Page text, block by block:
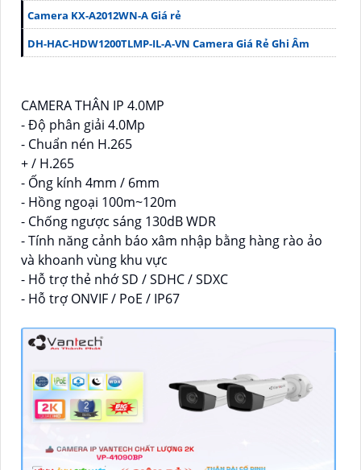
Camera KX-A2012WN-A Giá rẻ
DH-HAC-HDW1200TLMP-IL-A-VN Camera Giá Rẻ Ghi Âm
CAMERA THÂN IP 4.0MP
- Độ phân giải 4.0Mp
- Chuẩn nén H.265
+ / H.265
- Ống kính 4mm / 6mm
- Hồng ngoại 100m~120m
- Chống ngược sáng 130dB WDR
- Tính năng cảnh báo xâm nhập bằng hàng rào ảo
và khoanh vùng khu vực
- Hỗ trợ thẻ nhớ SD / SDHC / SDXC
- Hỗ trợ ONVIF / PoE / IP67